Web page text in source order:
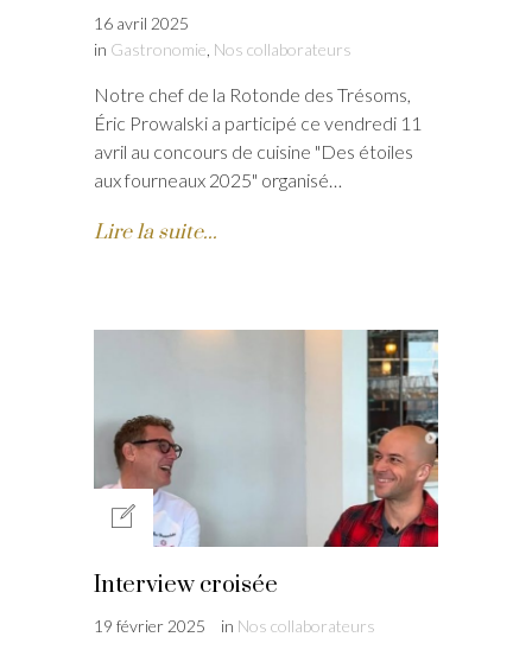
16 avril 2025
in Gastronomie Nos collaborateurs
Notre chef de la Rotonde des Trésoms,
Éric Prowalski a participé ce vendredi 11
avril au concours de cuisine "Des étoiles
aux fourneaux 2025" organisé…
Lire la suite...
Interview croisée
19 février 2025 in Nos collaborateurs